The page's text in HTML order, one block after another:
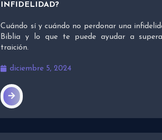
INFIDELIDAD?
Cuándo sí y cuándo no perdonar una
Biblia y lo que te puede ayudar a
traición.
diciembre 5, 2024